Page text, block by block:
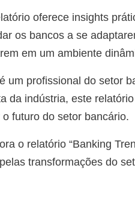
oferece insights
os bancos a se
em um ambiente
um profissional do setor
da indústria, este
futuro do setor bancário.
o relatório “Banking
transformações do